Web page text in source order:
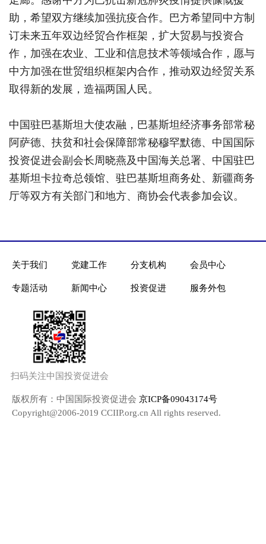
助，希望双方继续加强抗疫合作。巴方希望同中方制
订未来五年双边经贸合作框架，扩大贸易与投资合
作，加强在农业、工业和信息技术等领域合作，愿与
中方加强在世贸组织框架内合作，推动双边经贸关系
取得新的发展，造福两国人民。
中国驻巴基斯坦大使农融，巴基斯坦经济事务部常秘
阿萨德、扶贫和社会保障部常秘穆罕默德、中国国际
投资促进会副会长周晓燕及中国海关总署、中国驻巴
基斯坦卡拉奇总领馆、驻巴基斯坦商务处、新疆商务
厅等双方有关部门和地方、商协会代表参加会议。
关于我们 党建工作 分支机构 会员中心
专题活动 新闻中心 投资促进 服务外包
扫码关注中国投资促进会
版权所有：中国国际投资促进会 京ICP备09043174号
Copyright@2006-2019 CCIIP.org.cn All rights reserved.